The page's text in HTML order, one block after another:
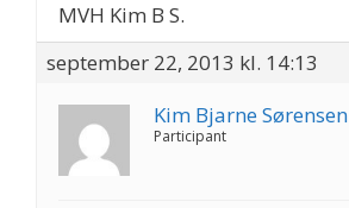
MVH Kim B S.
september 22, 2013 kl. 14:13
Kim Bjarne Sørensen
Participant